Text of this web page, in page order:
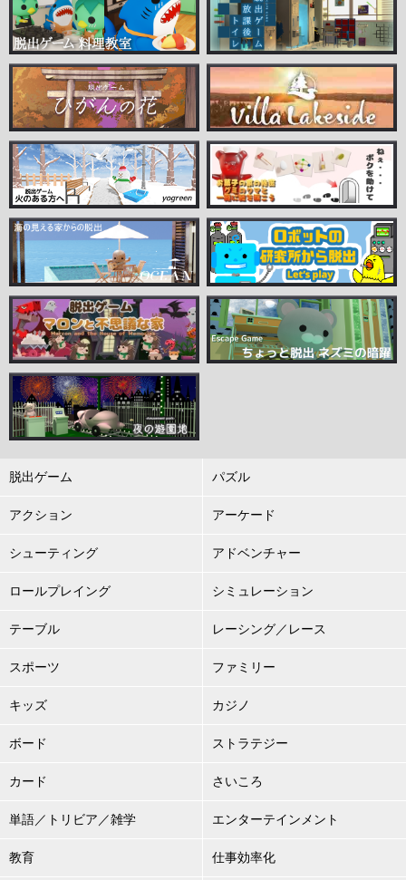
脱出ゲーム パズル
アクション アーケード
シューティング アドベンチャー
ロールプレイング シミュレーション
テーブル レーシング／レース
スポーツ ファミリー
キッズ カジノ
ボード ストラテジー
カード さいころ
単語／トリビア／雑学 エンターテインメント
教育 仕事効率化